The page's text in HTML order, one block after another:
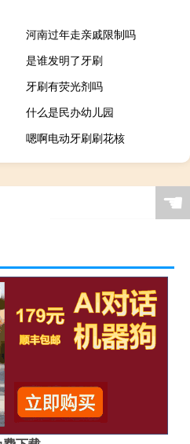
河南过年走亲戚限制吗
是谁发明了牙刷
牙刷有荧光剂吗
什么是民办幼儿园
嗯啊电动牙刷刷花核
☚